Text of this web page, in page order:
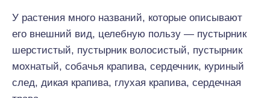
У растения много названий, которые описывают
его внешний вид, целебную пользу — пустырник
шерстистый, пустырник волосистый, пустырник
мохнатый, собачья крапива, сердечник, куриный
след, дикая крапива, глухая крапива, сердечная